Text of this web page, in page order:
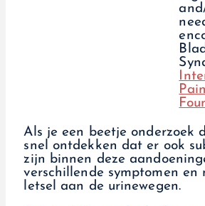
Als je een beetje onderzoek
snel ontdekken dat er ook
zijn binnen deze
verschillende symptomen en
letsel aan de urinewegen.